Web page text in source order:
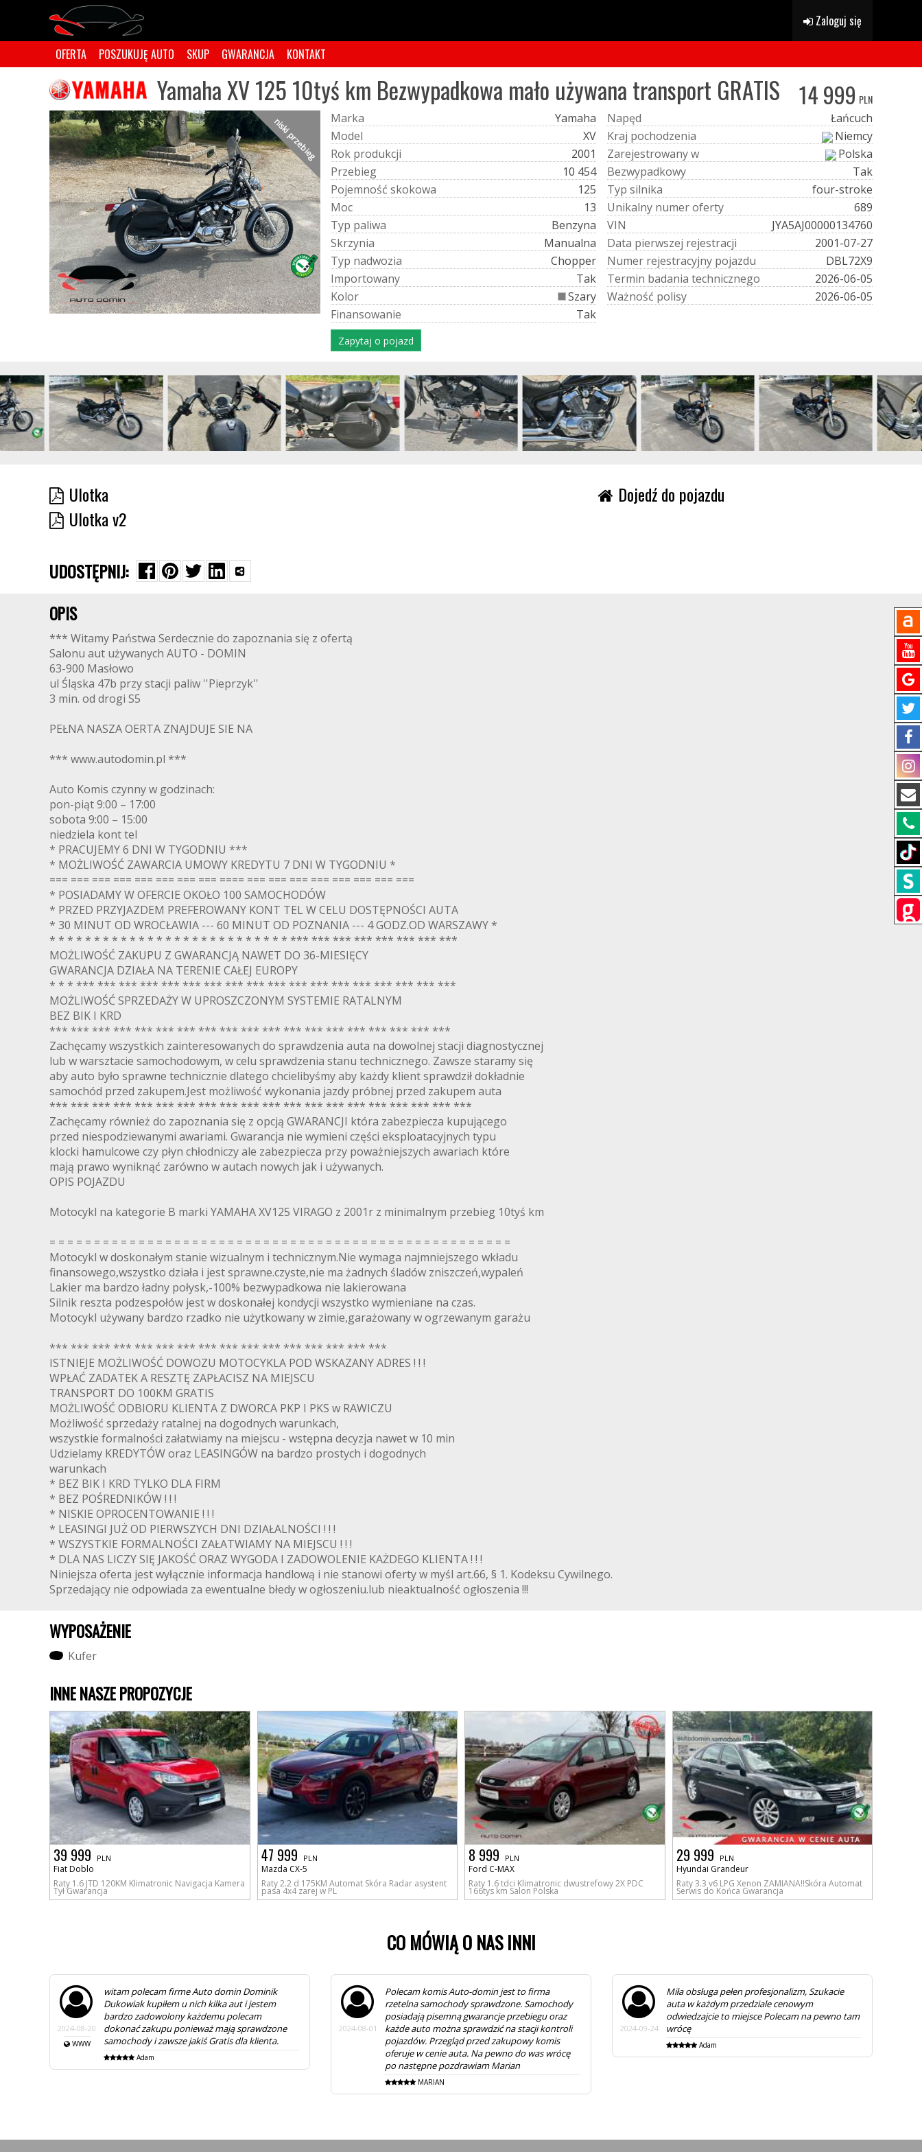
Zaloguj się
OFERTA POSZUKUJĘ AUTO SKUP GWARANCJA KONTAKT
Yamaha XV 125 10tyś km Bezwypadkowa mało używana transport GRATIS 14 999 PLN
niski przebieg Marka
Yamaha
Model
XV
Rok produkcji
2001
Przebieg
10 454
Pojemność skokowa
125
Moc
13
Typ paliwa
Benzyna
Skrzynia
Manualna
Typ nadwozia
Chopper
Importowany
Tak
Kolor
Szary
Finansowanie Tak
Napęd
Łańcuch
Kraj pochodzenia
Niemcy
Zarejestrowanyw
Polska
Bezwypadkowy
Tak
Typ silnika
four-stroke
Unikalny numeroferty
689
VIN
JYA5AJ00000134760
Data pierwszej rejestracji
2001-07-27
Numer rejestracyjny pojazdu
DBL72X9
Termin badania technicznego
2026-06-05
Ważność polisy 2026-06-05
Zapytaj o pojazd
Ulotka
Ulotka v2
Dojedź do pojazdu
UDOSTĘPNIJ:
OPIS
*** Witamy Państwa Serdecznie do zapoznania się z ofertą
Salonu aut używanych AUTO - DOMIN
63-900 Masłowo
ul Śląska 47b przy stacji paliw ''Pieprzyk''
3 min. od drogi S5
PEŁNA NASZA OERTA ZNAJDUJE SIE NA
*** www.autodomin.pl ***
Auto Komis czynny w godzinach:
pon-piąt 9:00 – 17:00
sobota 9:00 – 15:00
niedziela kont tel
* PRACUJEMY 6 DNI W TYGODNIU ***
* MOŻLIWOŚĆ ZAWARCIA UMOWY KREDYTU 7 DNI W TYGODNIU *
=== === === === === === === === ==== === === === === === === === ===
* POSIADAMY W OFERCIE OKOŁO 100 SAMOCHODÓW
* PRZED PRZYJAZDEM PREFEROWANY KONT TEL W CELU DOSTĘPNOŚCI AUTA
* 30 MINUT OD WROCŁAWIA --- 60 MINUT OD POZNANIA --- 4 GODZ.OD WARSZAWY *
* * * * * * * * * * * * * * * * * * * * * * * * * * * *** *** *** *** *** *** *** ***
MOŻLIWOŚĆ ZAKUPU Z GWARANCJĄ NAWET DO 36-MIESIĘCY
GWARANCJA DZIAŁA NA TERENIE CAŁEJ EUROPY
* * * *** *** *** *** *** *** *** *** *** *** *** *** *** *** *** *** *** ***
MOŻLIWOŚĆ SPRZEDAŻY W UPROSZCZONYM SYSTEMIE RATALNYM
BEZ BIK I KRD
*** *** *** *** *** *** *** *** *** *** *** *** *** *** *** *** *** *** ***
Zachęcamy wszystkich zainteresowanych do sprawdzenia auta na dowolnej stacji diagnostycznej
lub w warsztacie samochodowym, w celu sprawdzenia stanu technicznego. Zawsze staramy się
aby auto było sprawne technicznie dlatego chcielibyśmy aby każdy klient sprawdził dokładnie
samochód przed zakupem.Jest możliwość wykonania jazdy próbnej przed zakupem auta
*** *** *** *** *** *** *** *** *** *** *** *** *** *** *** *** *** *** *** ***
Zachęcamy również do zapoznania się z opcją GWARANCJI która zabezpiecza kupującego
przed niespodziewanymi awariami. Gwarancja nie wymieni części eksploatacyjnych typu
klocki hamulcowe czy płyn chłodniczy ale zabezpiecza przy poważniejszych awariach które
mają prawo wyniknąć zarówno w autach nowych jak i używanych.
OPIS POJAZDU
Motocykl na kategorie B marki YAMAHA XV125 VIRAGO z 2001r z minimalnym przebieg 10tyś km
= = = = = = = = = = = = = = = = = = = = = = = = = = = = = = = = = = = = = = = = = = = = = = = = = = = =
Motocykl w doskonałym stanie wizualnym i technicznym.Nie wymaga najmniejszego wkładu
finansowego,wszystko działa i jest sprawne.czyste,nie ma żadnych śladów zniszczeń,wypaleń
Lakier ma bardzo ładny połysk,-100% bezwypadkowa nie lakierowana
Silnik reszta podzespołów jest w doskonałej kondycji wszystko wymieniane na czas.
Motocykl używany bardzo rzadko nie użytkowany w zimie,garażowany w ogrzewanym garażu
*** *** *** *** *** *** *** *** *** *** *** *** *** *** *** ***
ISTNIEJE MOŻLIWOŚĆ DOWOZU MOTOCYKLA POD WSKAZANY ADRES ! ! !
WPŁAĆ ZADATEK A RESZTĘ ZAPŁACISZ NA MIEJSCU
TRANSPORT DO 100KM GRATIS
MOŻLIWOŚĆ ODBIORU KLIENTA Z DWORCA PKP I PKS w RAWICZU
Możliwość sprzedaży ratalnej na dogodnych warunkach,
wszystkie formalności załatwiamy na miejscu - wstępna decyzja nawet w 10 min
Udzielamy KREDYTÓW oraz LEASINGÓW na bardzo prostych i dogodnych
warunkach
* BEZ BIK I KRD TYLKO DLA FIRM
* BEZ POŚREDNIKÓW ! ! !
* NISKIE OPROCENTOWANIE ! ! !
* LEASINGI JUŻ OD PIERWSZYCH DNI DZIAŁALNOŚCI ! ! !
* WSZYSTKIE FORMALNOŚCI ZAŁATWIAMY NA MIEJSCU ! ! !
* DLA NAS LICZY SIĘ JAKOŚĆ ORAZ WYGODA I ZADOWOLENIE KAŻDEGO KLIENTA ! ! !
Niniejsza oferta jest wyłącznie informacja handlową i nie stanowi oferty w myśl art.66, § 1. Kodeksu Cywilnego.
Sprzedający nie odpowiada za ewentualne błedy w ogłoszeniu.lub nieaktualność ogłoszenia !!!
WYPOSAŻENIE
Kufer
INNE NASZE PROPOZYCJE
39 999 PLN
Fiat Doblo
Raty 1.6 JTD 120KM Klimatronic Navigacja Kamera
Tył Gwarancja
47 999 PLN
Mazda CX-5
Raty 2.2 d 175KM Automat Skóra Radar asystent
pasa 4x4 zarej w PL
8 999 PLN
Ford C-MAX
Raty 1.6 tdci Klimatronic dwustrefowy 2X PDC
166tys km Salon Polska
29 999 PLN
Hyundai Grandeur
Raty 3.3 v6 LPG Xenon ZAMIANA!!Skóra Automat
Serwis do Końca Gwarancja
CO MÓWIĄ O NAS INNI
2024-08-20
WWW
witam polecam firme Auto domin Dominik
Dukowiak kupiłem u nich kilka aut i jestem
bardzo zadowolony każdemu polecam
dokonać zakupu ponieważ mają sprawdzone
samochody i zawsze jakiś Gratis dla klienta.
Adam
2024-08-01
Polecam komis Auto-domin jest to firma
rzetelna samochody sprawdzone. Samochody
posiadają pisemną gwarancje przebiegu oraz
każde auto można sprawdzić na stacji kontroli
pojazdów. Przegląd przed zakupowy komis
oferuje w cenie auta. Na pewno do was wrócę
po następne pozdrawiam Marian
MARIAN
2024-09-24
Miła obsługa pełen profesjonalizm, Szukacie
auta w każdym przedziale cenowym
odwiedzajcie to miejsce Polecam na pewno tam
wrócę
Adam